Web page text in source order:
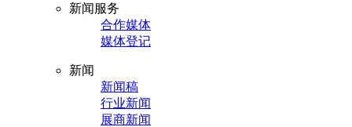
新闻服务
合作媒体
媒体登记
新闻
新闻稿
行业新闻
展商新闻